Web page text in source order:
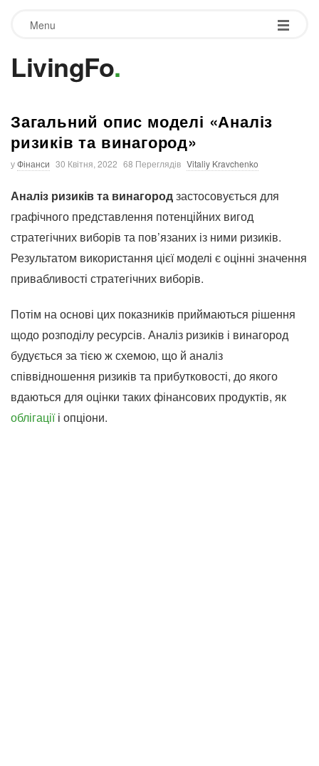
Menu
LivingFo.
Загальний опис моделі «Аналіз
ризиків та винагород»
уФінанси 30 Квітня, 2022 68 Переглядів Vitaliy Kravchenko
Аналіз ризиків та винагородзастосовується для
графічного представлення потенційних вигод
стратегічних виборів та пов’язаних із ними ризиків.
Результатом використання цієї моделі є оцінні значення
привабливості стратегічних виборів.
Потім на основі цих показників приймаються рішення
щодо розподілу ресурсів. Аналіз ризиків і винагород
будується за тією ж схемою, що й аналіз
співвідношення ризиків та прибутковості, до якого
вдаються для оцінки таких фінансових продуктів, як
облігаціїі опціони.